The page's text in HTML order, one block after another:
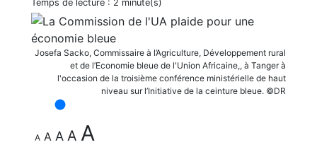
Temps de lecture : 2 minute(s)
Josefa Sacko, Commissaire à l’Agriculture, Développement rural
et de l’Economie bleue de l'Union Africaine,, à Tanger à
l'occasion de la troisième conférence ministérielle de haut
niveau sur l’Initiative de la ceinture bleue. ©DR
A A A A A